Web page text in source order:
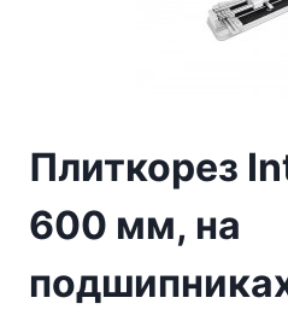
Плиткорез
600 мм, на